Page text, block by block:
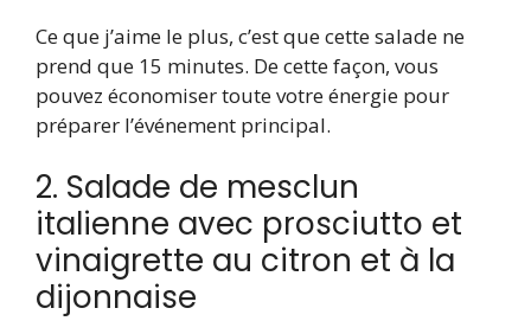
Ce que j’aime le plus, c’est que cette salade ne
prend que 15 minutes. De cette façon, vous
pouvez économiser toute votre énergie pour
préparer l’événement principal.
2. Salade de mesclun
italienne avec prosciutto et
vinaigrette au citron et à la
dijonnaise